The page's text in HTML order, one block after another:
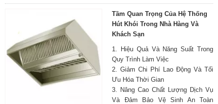
Tầm Quan Trọng Của Hệ Thống
Hút Khói Trong Nhà Hàng Và
Khách Sạn
1. Hiệu Quả Và Năng Suất Trong
Quy Trình Làm Việc
2. Giảm Chi Phí Lao Động Và Tối
Ưu Hóa Thời Gian
3. Nâng Cao Chất Lượng Dịch Vụ
Và Đảm Bảo Vệ Sinh An Toàn